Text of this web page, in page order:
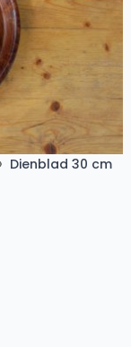
Dienblad 30 cm